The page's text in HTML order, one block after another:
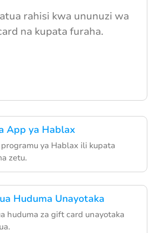
App ya Hablax
programu ya Hablax ili kupata
zetu.
Huduma Unayotaka
huduma za gift card unayotaka
rahisi kwa ununuzi wa
na kupata furaha.